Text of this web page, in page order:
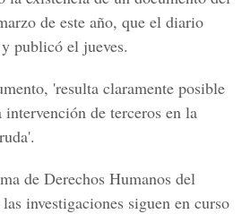
de este año, que el diario
publicó el jueves.
'resulta claramente posible
de terceros en la
de Derechos Humanos del
investigaciones siguen en curso